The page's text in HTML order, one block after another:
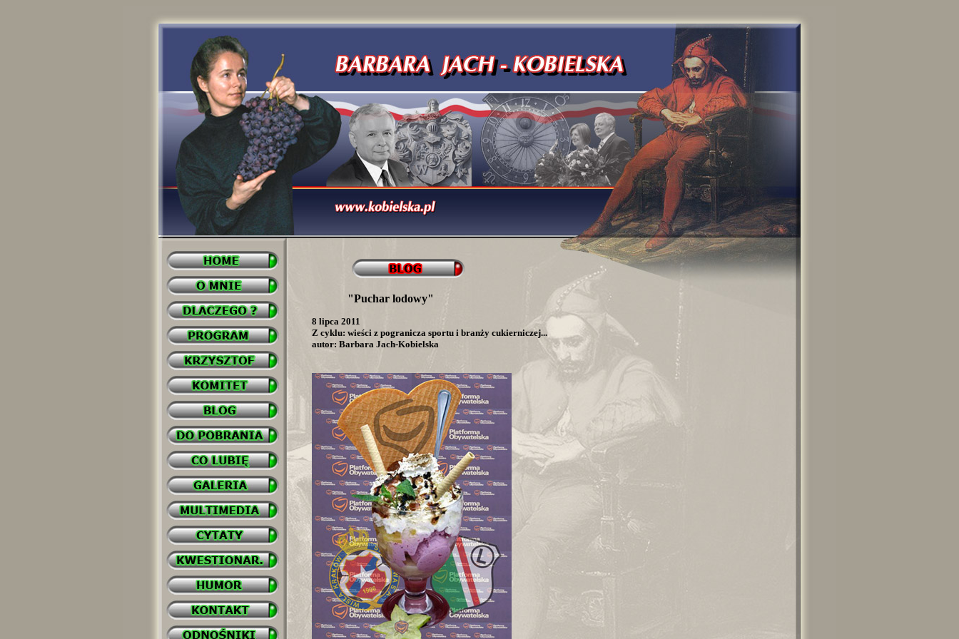
"Puchar lodowy"
8 lipca 2011
Z cyklu: wieści z pogranicza sportu i branży cukierniczej...
autor: Barbara Jach-Kobielska